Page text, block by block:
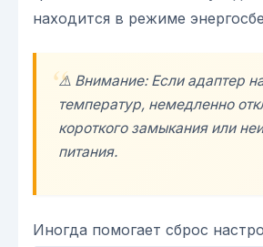
находится в режиме
⚠️ Внимание: Если адаптер
температур, немедленно
короткого замыкания или
питания.
Иногда помогает сброс